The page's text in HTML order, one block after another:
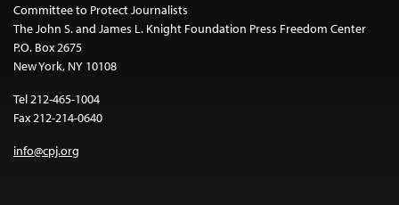
Committee to Protect Journalists
The John S. and James L. Knight Foundation Press Freedom Center
P.O. Box 2675
New York, NY 10108
Tel 212-465-1004
Fax 212-214-0640
info@cpj.org